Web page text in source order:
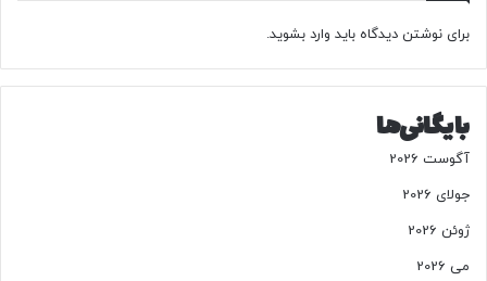
برای نوشتن دیدگاه باید وارد بشوید.
بایگانی‌ها
آگوست 2026
جولای 2026
ژوئن 2026
می 2026